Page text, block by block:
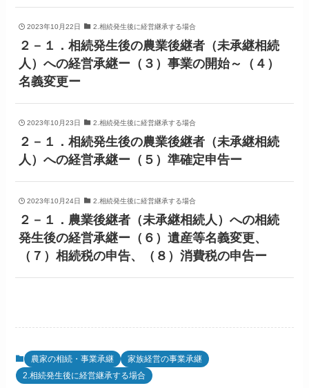
2023年10月22日 2.相続発生後に経営継承する場合
２－１．相続発生後の農業後継者（未承継相続
人）への経営承継ー（３）事業の開始～（４）
名義変更ー
2023年10月23日 2.相続発生後に経営継承する場合
２－１．相続発生後の農業後継者（未承継相続
人）への経営承継ー（５）準確定申告ー
2023年10月24日 2.相続発生後に経営継承する場合
２－１．農業後継者（未承継相続人）への相続
発生後の経営承継ー（６）遺産等名義変更、
（７）相続税の申告、（８）消費税の申告ー
農家の相続・事業承継
家族経営の事業承継
2.相続発生後に経営継承する場合